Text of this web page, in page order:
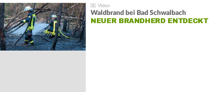
Waldbrand bei Bad Schwalbach
NEUER BRANDHERD ENTDECKT